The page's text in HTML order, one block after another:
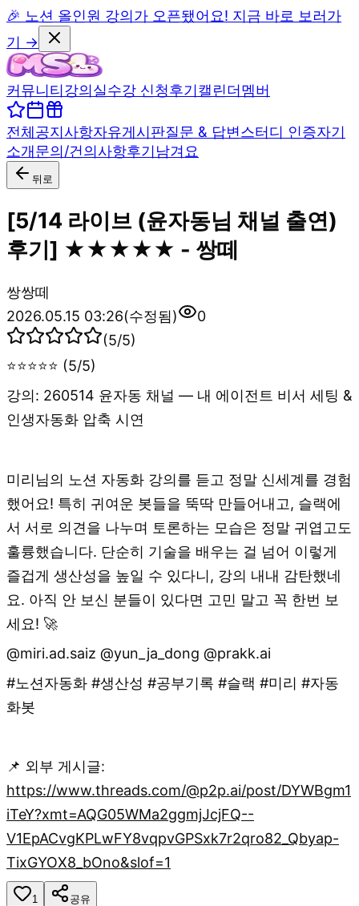
🎉 노션 올인원 강의가 오픈됐어요! 지금 바로 보러가
기 →
커뮤니티강의실수강 신청후기캘린더멤버
전체공지사항자유게시판질문 & 답변스터디 인증자기
소개문의/건의사항후기남겨요
뒤로
[5/14 라이브 (윤자동님 채널 출연)
후기] ★★★★★ - 쌍떼
쌍쌍떼
2026.05.15 03:26(수정됨)
0
(5/5)
⭐⭐⭐⭐⭐ (5/5)
강의: 260514 윤자동 채널 — 내 에이전트 비서 세팅 &
인생자동화 압축 시연
미리님의 노션 자동화 강의를 듣고 정말 신세계를 경험
했어요! 특히 귀여운 봇들을 뚝딱 만들어내고, 슬랙에
서 서로 의견을 나누며 토론하는 모습은 정말 귀엽고도
훌륭했습니다. 단순히 기술을 배우는 걸 넘어 이렇게
즐겁게 생산성을 높일 수 있다니, 강의 내내 감탄했네
요. 아직 안 보신 분들이 있다면 고민 말고 꼭 한번 보
세요! 🚀
​@miri.ad.saiz @yun_ja_dong @prakk.ai
#노션자동화 #생산성 #공부기록 #슬랙 #미리 #자동
화봇
📌 외부 게시글:
https://www.threads.com/@p2p.ai/post/DYWBgm1
iTeY?xmt=AQG05WMa2ggmjJcjFQ--
V1EpACvgKPLwFY8vqpvGPSxk7r2qro82_Qbyap-
TixGYOX8_bOno&slof=1
1 공유